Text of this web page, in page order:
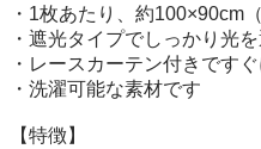
・1枚あたり、約100×90cm
・遮光タイプでしっかり光
・レースカーテン付きです
・洗濯可能な素材です
【特徴】